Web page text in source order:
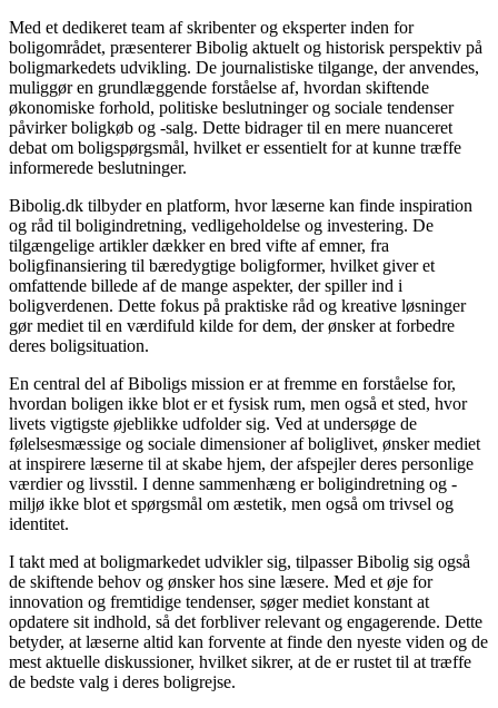
Med et dedikeret team af skribenter og eksperter inden for
boligområdet, præsenterer Bibolig aktuelt og historisk perspektiv på
boligmarkedets udvikling. De journalistiske tilgange, der anvendes,
muliggør en grundlæggende forståelse af, hvordan skiftende
økonomiske forhold, politiske beslutninger og sociale tendenser
påvirker boligkøb og -salg. Dette bidrager til en mere nuanceret
debat om boligspørgsmål, hvilket er essentielt for at kunne træffe
informerede beslutninger.
Bibolig.dk tilbyder en platform, hvor læserne kan finde inspiration
og råd til boligindretning, vedligeholdelse og investering. De
tilgængelige artikler dækker en bred vifte af emner, fra
boligfinansiering til bæredygtige boligformer, hvilket giver et
omfattende billede af de mange aspekter, der spiller ind i
boligverdenen. Dette fokus på praktiske råd og kreative løsninger
gør mediet til en værdifuld kilde for dem, der ønsker at forbedre
deres boligsituation.
En central del af Biboligs mission er at fremme en forståelse for,
hvordan boligen ikke blot er et fysisk rum, men også et sted, hvor
livets vigtigste øjeblikke udfolder sig. Ved at undersøge de
følelsesmæssige og sociale dimensioner af boliglivet, ønsker mediet
at inspirere læserne til at skabe hjem, der afspejler deres personlige
værdier og livsstil. I denne sammenhæng er boligindretning og -
miljø ikke blot et spørgsmål om æstetik, men også om trivsel og
identitet.
I takt med at boligmarkedet udvikler sig, tilpasser Bibolig sig også
de skiftende behov og ønsker hos sine læsere. Med et øje for
innovation og fremtidige tendenser, søger mediet konstant at
opdatere sit indhold, så det forbliver relevant og engagerende. Dette
betyder, at læserne altid kan forvente at finde den nyeste viden og de
mest aktuelle diskussioner, hvilket sikrer, at de er rustet til at træffe
de bedste valg i deres boligrejse.